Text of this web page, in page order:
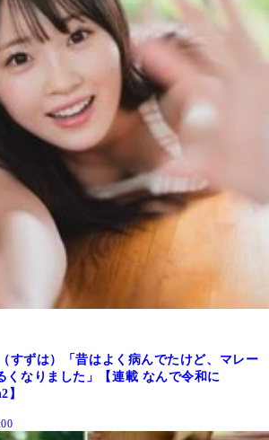
すずは）「昔はよく病んでたけど、マレー
くなりました」【連載 なんで令和に
】